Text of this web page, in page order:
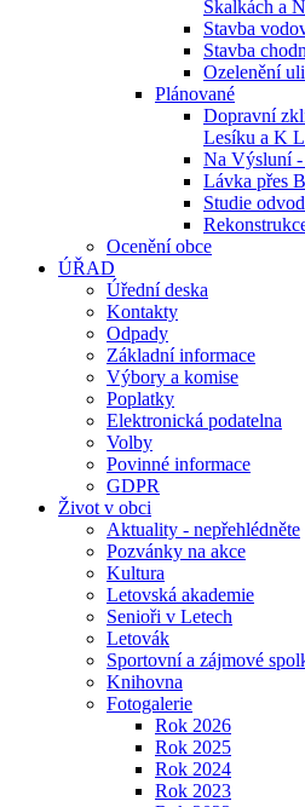
Skalkách a
Stavba
Stavba
Ozelenění
Plánované
Dopravní
Lesíku a K
Na Výsluní -
Lávka přes
Studie
Ocenění obce
ÚŘAD
Úřední deska
Kontakty
Odpady
Základní informace
Výbory a komise
Poplatky
Elektronická podatelna
Volby
Povinné informace
GDPR
Život v obci
Aktuality - nepřehlédněte
Pozvánky na akce
Kultura
Letovská akademie
Senioři v Letech
Letovák
Sportovní a zájmové
Knihovna
Fotogalerie
Rok 2026
Rok 2025
Rok 2024
Rok 2023